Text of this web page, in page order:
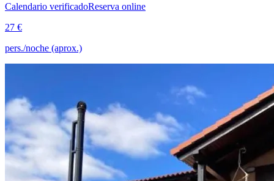
Calendario verificadoReserva online
27 €
pers./noche (aprox.)